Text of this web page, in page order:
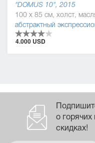
"DOMUS 10", 2015
100 x 85 см, холст,
абстрактный
4.000 USD
о
скидках!